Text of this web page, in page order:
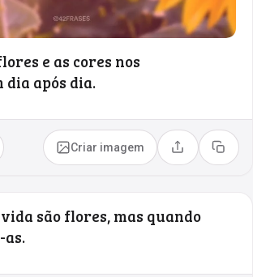
e as cores nos
dia após dia.
Criar imagem Compartilhar
Copiar
são flores, mas quando